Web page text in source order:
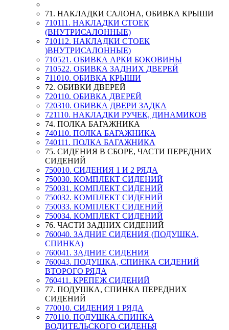
71. НАКЛАДКИ САЛОНА, ОБИВКА КРЫШИ
710111. НАКЛАДКИ СТОЕК
(ВНУТРИСАЛОННЫЕ)
710112. НАКЛАДКИ СТОЕК
)ВНУТРИСАЛОННЫЕ)
710521. ОБИВКА АРКИ БОКОВИНЫ
710522. ОБИВКА ЗАДНИХ ДВЕРЕЙ
711010. ОБИВКА КРЫШИ
72. ОБИВКИ ДВЕРЕЙ
720110. ОБИВКА ДВЕРЕЙ
720310. ОБИВКА ДВЕРИ ЗАДКА
721110. НАКЛАДКИ РУЧЕК, ДИНАМИКОВ
74. ПОЛКА БАГАЖНИКА
740110. ПОЛКА БАГАЖНИКА
740111. ПОЛКА БАГАЖНИКА
75. СИДЕНИЯ В СБОРЕ, ЧАСТИ ПЕРЕДНИХ
СИДЕНИЙ
750010. СИДЕНИЯ 1 И 2 РЯДА
750030. КОМПЛЕКТ СИДЕНИЙ
750031. КОМПЛЕКТ СИДЕНИЙ
750032. КОМПЛЕКТ СИДЕНИЙ
750033. КОМПЛЕКТ СИДЕНИЙ
750034. КОМПЛЕКТ СИДЕНИЙ
76. ЧАСТИ ЗАДНИХ СИДЕНИЙ
760040. ЗАДНИЕ СИДЕНИЯ (ПОДУШКА,
СПИНКА)
760041. ЗАДНИЕ СИДЕНИЯ
760043. ПОДУШКА, СПИНКА СИДЕНИЙ
ВТОРОГО РЯДА
760411. КРЕПЕЖ СИДЕНИЙ
77. ПОДУШКА, СПИНКА ПЕРЕДНИХ
СИДЕНИЙ
770010. СИДЕНИЯ 1 РЯДА
770110. ПОДУШКА.СПИНКА
ВОДИТЕЛЬСКОГО СИДЕНЬЯ